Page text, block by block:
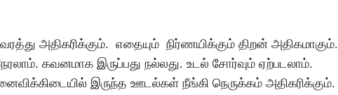
அதிகரிக்கும். எதையும் நிர்ணயிக்கும் திறன் அதிகமாகும்.
. கவனமாக இருப்பது நல்லது. உடல் சோர்வும் ஏற்படலாம்.
இருந்த ஊடல்கள் நீங்கி நெருக்கம் அதிகரிக்கும்.